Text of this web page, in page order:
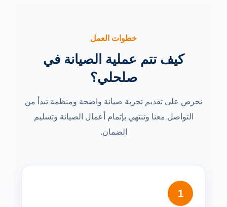
خطوات العمل
كيف تتم عملية الصيانة في
صلحلي؟
نحرص على تقديم تجربة صيانة واضحة ومنظمة تبدأ من
التواصل معنا وتنتهي بإتمام أعمال الصيانة وتسليم
الضمان.
1